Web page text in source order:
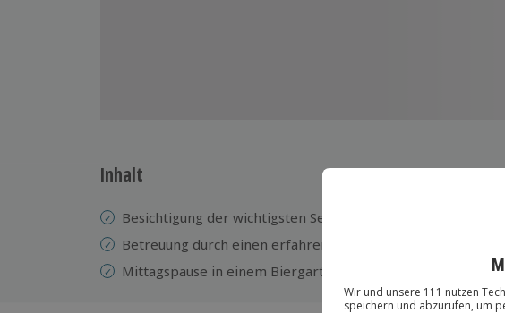
Inhalt
Besichtigung der wichtigsten Sehenswürdigkeiten
Betreuung durch einen erfahrenen Guide
Mittagspause in einem Biergarten (nicht im Preis inkludiert)